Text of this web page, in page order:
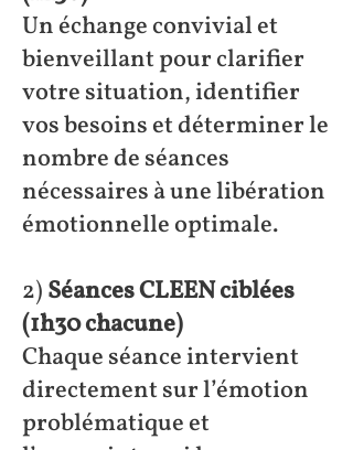
Un échange convivial et
bienveillant pour clarifier
votre situation, identifier
vos besoins et déterminer le
nombre de séances
nécessaires à une libération
émotionnelle optimale.
2)Séances CLEEN ciblées
(1h30 chacune)
Chaque séance intervient
directement sur l’émotion
problématique et